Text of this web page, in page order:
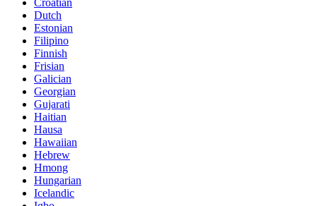
Croatian
Dutch
Estonian
Filipino
Finnish
Frisian
Galician
Georgian
Gujarati
Haitian
Hausa
Hawaiian
Hebrew
Hmong
Hungarian
Icelandic